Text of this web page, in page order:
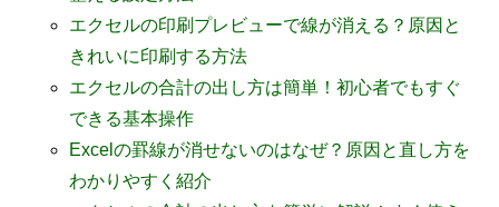
エクセルの印刷プレビューで線が消える？原因と
きれいに印刷する方法
エクセルの合計の出し方は簡単！初心者でもすぐ
できる基本操作
Excelの罫線が消せないのはなぜ？原因と直し方を
わかりやすく紹介